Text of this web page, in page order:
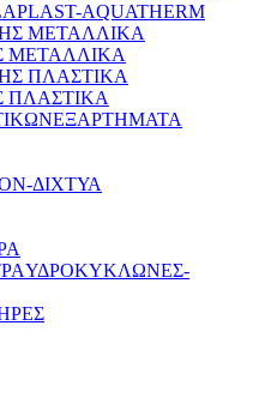
AQUATHERM
ΜΕΤΑΛΛΙΚΑ
ΠΛΑΣΤΙΚΑ
ΕΞΑΡΤΗΜΑΤΑ
ΔΙΧΤΥΑ
ΥΔΡΟΚΥΚΛΩΝΕΣ-